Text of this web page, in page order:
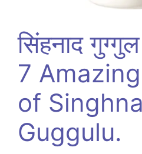
सिंहनाद
7
of
Guggulu.